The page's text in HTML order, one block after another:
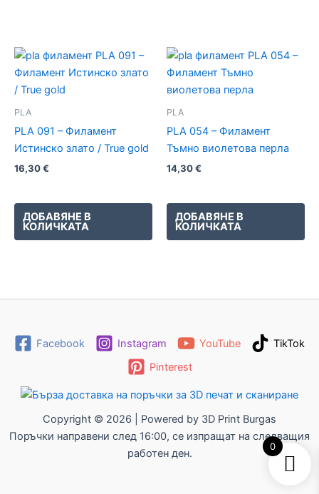
PLA
PLA 091 – Филамент
Истинско злато / True gold
16,30€
ДОБАВЯНЕ В
КОЛИЧКАТА
PLA
PLA 054 – Филамент
Тъмно виолетова перла
14,30€
ДОБАВЯНЕ В
КОЛИЧКАТА
Facebook Instagram YouTube
TikTok
Pinterest
Copyright © 2026 | Powered by 3D Print Burgas
Поръчки направени след 16:00, се изпращат на следващия
работен ден.
0